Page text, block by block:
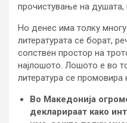
прочистување на душата,
Но денес има толку
литературата се борат,
сопствен простор на
најлошото. Лошото е во
литература се промовира
Во Македонија
декларираат како